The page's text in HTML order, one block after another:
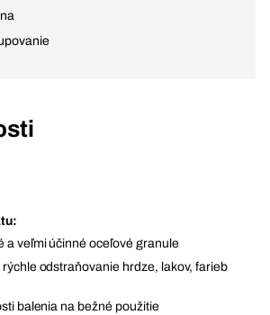
a veľmi účinné oceľové granule
rýchle odstraňovanie hrdze, lakov, farieb
balenia na bežné použitie